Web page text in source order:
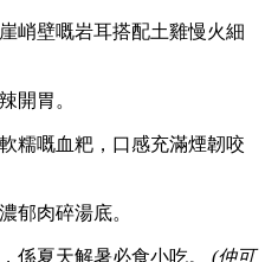
峭壁嘅岩耳搭配土雞慢火細
開胃。
糯嘅血粑，口感充滿煙韌咬
郁肉碎湯底。
係夏天解暑必食小吃。 (仲可